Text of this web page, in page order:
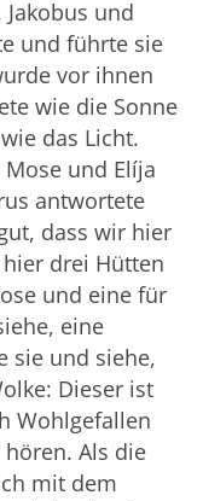
und
und führte sie
vor ihnen
wie die Sonne
das Licht.
und Elíja
antwortete
dass wir hier
drei Hütten
und eine für
eine
sie und siehe,
Dieser ist
Wohlgefallen
Als die
mit dem